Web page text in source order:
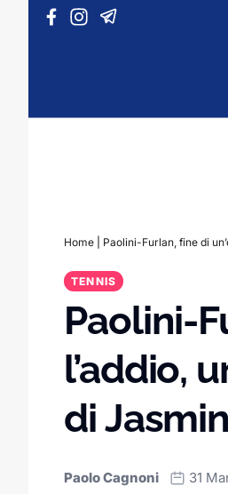
Vai al contenuto
Home Paolini-Furlan, fine di
TENNIS
Paolini-
l’addio,
di
Paolo Cagnoni 31